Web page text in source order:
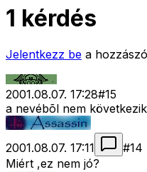
1 kérdés
Jelentkezz be a
2001.08.07. 17:28#15
a nevébõl nem
2001.08.07. 17:11 #14
Miért ,ez nem jó?